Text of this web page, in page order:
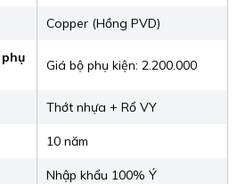
an toàn hơn.
Copper (Hồng PVD)
Giá bộ phụ kiện: 2.200.000
Thớt nhựa + Rổ VY
10 năm
Nhập khẩu 100% Ý